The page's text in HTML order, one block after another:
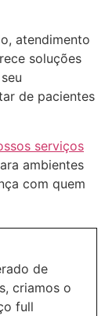
atendimento
soluções
de pacientes
serviços
ambientes
com quem
de
criamos o
full